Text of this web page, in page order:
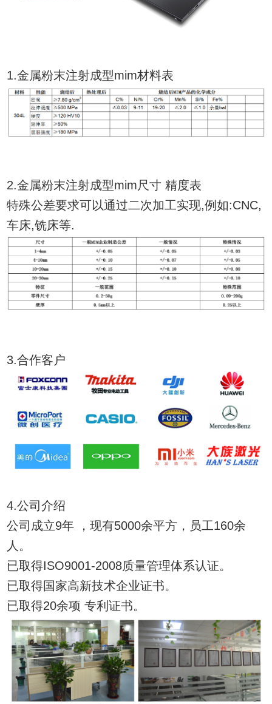
1.金属粉末注射成型mim材料表
2.金属粉末注射成型mim尺寸 精度表
特殊公差要求可以通过二次加工实现,例如:CNC,
车床,铣床等.
3.合作客户
4.公司介绍
公司成立9年 ，现有5000余平方，员工160余
人。
已取得ISO9001-2008质量管理体系认证。
已取得国家高新技术企业证书。
已取得20余项 专利证书。